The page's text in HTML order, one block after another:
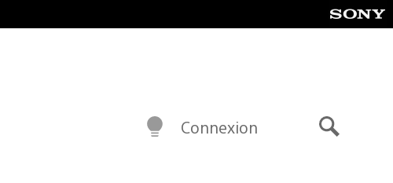
Connexion